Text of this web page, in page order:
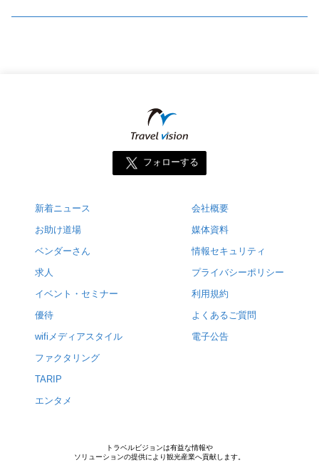
フォローする
新着ニュース
お助け道場
ベンダーさん
求人
イベント・セミナー
優待
wifiメディアスタイル
ファクタリング
TARIP
エンタメ
会社概要
媒体資料
情報セキュリティ
プライバシーポリシー
利用規約
よくあるご質問
電子公告
トラベルビジョンは有益な情報や
ソリューションの提供により観光産業へ貢献します。